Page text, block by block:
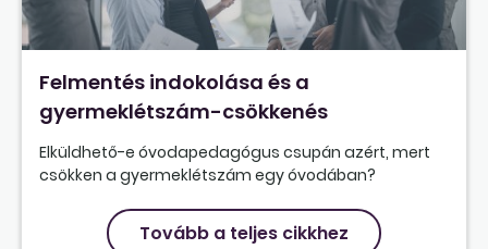
Felmentés indokolása és a
gyermeklétszám-csökkenés
Elküldhető-e óvodapedagógus csupán azért, mert
csökken a gyermeklétszám egy óvodában?
Tovább a teljes cikkhez